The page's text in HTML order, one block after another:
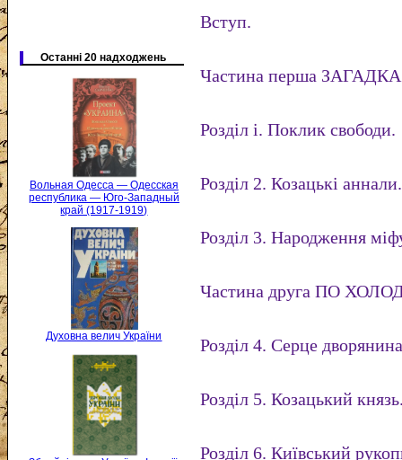
Останні 20 надходжень
Вольная Одесса — Одесская
республика — Юго-Западный
край (1917-1919)
Духовна велич України
Вступ.
Частина перша ЗАГАДКА
Розділ і. Поклик свободи.
Розділ 2. Козацькі аннали.
Розділ 3. Народження
Частина друга ПО
Розділ 4. Серце
Розділ 5. Козацький
Розділ 6. Київський